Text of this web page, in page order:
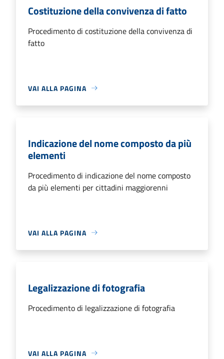
Costituzione della convivenza di fatto
Procedimento di costituzione della convivenza di
fatto
VAI ALLA PAGINA
Indicazione del nome composto da più
elementi
Procedimento di indicazione del nome composto
da più elementi per cittadini maggiorenni
VAI ALLA PAGINA
Legalizzazione di fotografia
Procedimento di legalizzazione di fotografia
VAI ALLA PAGINA